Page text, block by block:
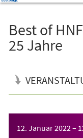
Best of
25 Jahre
12. Januar 2022 –